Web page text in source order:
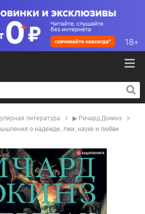
литература ▶ Ричард Докинз
о надежде, лжи, науке и любви